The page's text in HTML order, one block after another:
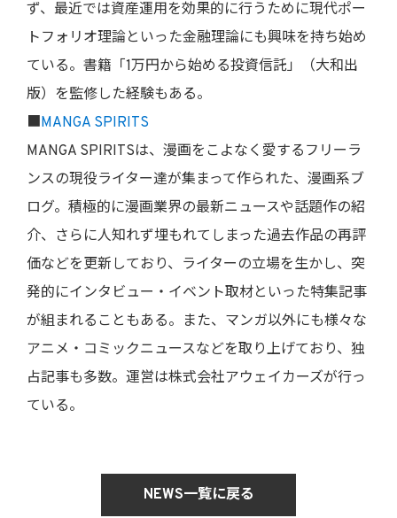
ず、最近では資産運用を効果的に行うために現代ポー
トフォリオ理論といった金融理論にも興味を持ち始め
ている。書籍「1万円から始める投資信託」（大和出
版）を監修した経験もある。
■MANGA SPIRITS
MANGA SPIRITSは、漫画をこよなく愛するフリーラ
ンスの現役ライター達が集まって作られた、漫画系ブ
ログ。積極的に漫画業界の最新ニュースや話題作の紹
介、さらに人知れず埋もれてしまった過去作品の再評
価などを更新しており、ライターの立場を生かし、突
発的にインタビュー・イベント取材といった特集記事
が組まれることもある。また、マンガ以外にも様々な
アニメ・コミックニュースなどを取り上げており、独
占記事も多数。運営は株式会社アウェイカーズが行っ
ている。
NEWS一覧に戻る